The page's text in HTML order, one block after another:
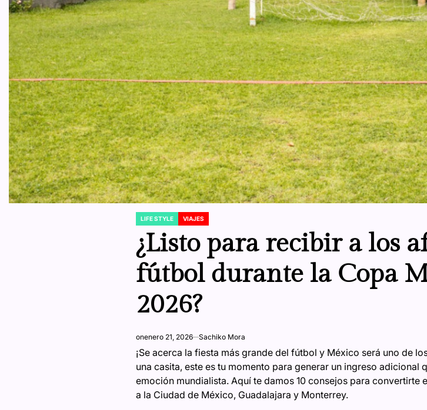
POSTED
LIFE STYLE VIAJES
¿Listo para recibir a los
fútbol durante la Copa
2026?
onenero 21, 2026 Sachiko Mora
¡Se acerca la fiesta más grande del fútbol y México será uno de
una casita, este es tu momento para generar un ingreso
emoción mundialista. Aquí te damos 10 consejos para
a la Ciudad de México, Guadalajara y Monterrey.